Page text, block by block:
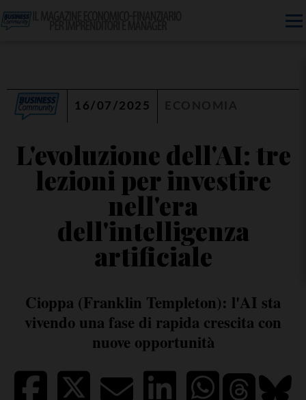
16/07/2025
L'evoluzione dell'AI: tre
lezioni per investire
nell'era
dell'intelligenza
artificiale
Cioppa (Franklin Templeton): l'AI sta
vivendo una fase di rapida crescita con
nuove opportunità